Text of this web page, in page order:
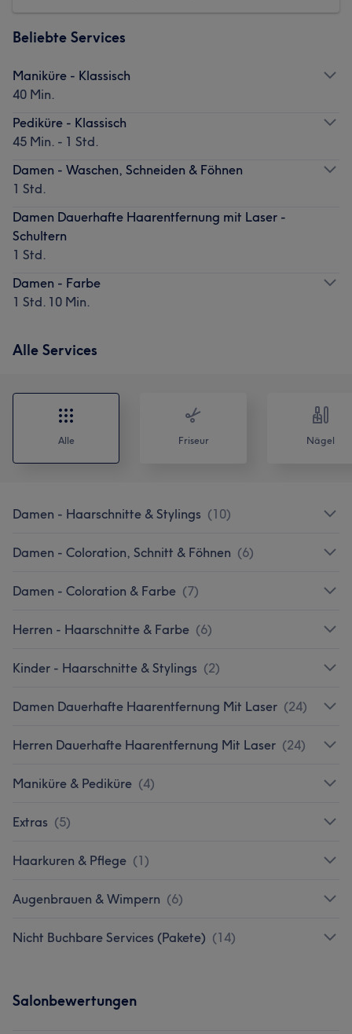
Beliebte Services
Maniküre - Klassisch
40 Min.
Pediküre - Klassisch
45 Min. - 1 Std.
Damen - Waschen, Schneiden & Föhnen
1 Std.
Damen Dauerhafte Haarentfernung mit Laser -
Schultern
1 Std.
Damen - Farbe
1 Std. 10 Min.
Alle Services
Alle Friseur Nägel
Damen - Haarschnitte & Stylings (10)
Damen - Coloration, Schnitt & Föhnen (6)
Damen - Coloration & Farbe (7)
Herren - Haarschnitte & Farbe (6)
Kinder - Haarschnitte & Stylings (2)
Damen Dauerhafte Haarentfernung Mit Laser (24)
Herren Dauerhafte Haarentfernung Mit Laser (24)
Maniküre & Pediküre (4)
Extras (5)
Haarkuren & Pflege (1)
Augenbrauen & Wimpern (6)
Nicht Buchbare Services (Pakete) (14)
Salonbewertungen